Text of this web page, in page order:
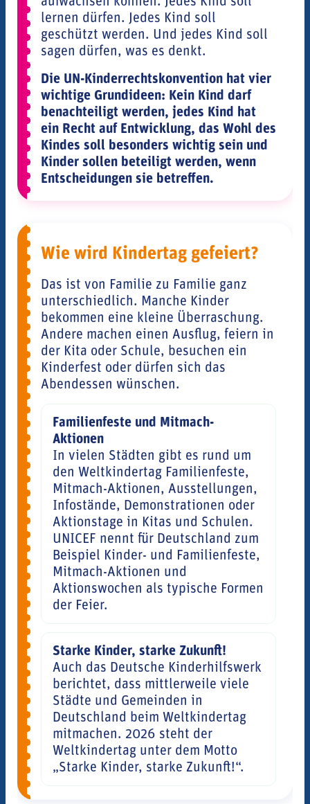
lernen dürfen. Jedes Kind soll
geschützt werden. Und jedes Kind soll
sagen dürfen, was es denkt.
Die UN-Kinderrechtskonvention hat vier
wichtige Grundideen: Kein Kind darf
benachteiligt werden, jedes Kind hat
ein Recht auf Entwicklung, das Wohl des
Kindes soll besonders wichtig sein und
Kinder sollen beteiligt werden, wenn
Entscheidungen sie betreffen.
Wie wird Kindertag gefeiert?
Das ist von Familie zu Familie ganz
unterschiedlich. Manche Kinder
bekommen eine kleine Überraschung.
Andere machen einen Ausflug, feiern in
der Kita oder Schule, besuchen ein
Kinderfest oder dürfen sich das
Abendessen wünschen.
Familienfeste und Mitmach-
Aktionen
In vielen Städten gibt es rund um
den Weltkindertag Familienfeste,
Mitmach-Aktionen, Ausstellungen,
Infostände, Demonstrationen oder
Aktionstage in Kitas und Schulen.
UNICEF nennt für Deutschland zum
Beispiel Kinder- und Familienfeste,
Mitmach-Aktionen und
Aktionswochen als typische Formen
der Feier.
Starke Kinder, starke Zukunft!
Auch das Deutsche Kinderhilfswerk
berichtet, dass mittlerweile viele
Städte und Gemeinden in
Deutschland beim Weltkindertag
mitmachen. 2026 steht der
Weltkindertag unter dem Motto
„Starke Kinder, starke Zukunft!“.